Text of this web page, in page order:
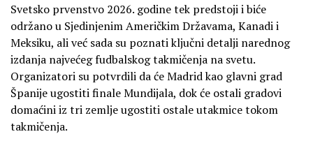
Svetsko prvenstvo 2026. godine tek predstoji i biće
održano u Sjedinjenim Američkim Državama, Kanadi i
Meksiku, ali već sada su poznati ključni detalji narednog
izdanja najvećeg fudbalskog takmičenja na svetu.
Organizatori su potvrdili da će Madrid kao glavni grad
Španije ugostiti finale Mundijala, dok će ostali gradovi
domaćini iz tri zemlje ugostiti ostale utakmice tokom
takmičenja.